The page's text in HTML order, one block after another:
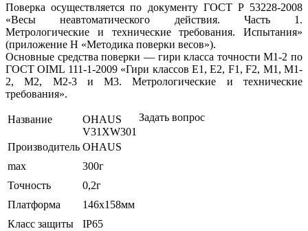
Поверка осуществляется по документу ГОСТ Р 53228-2008
«Весы неавтоматического действия. Часть 1.
Метрологические и технические требования. Испытания»
(приложение Н «Методика поверки весов»).
Основные средства поверки — гири класса точности М1-2 по
ГОСТ OIML 111-1-2009 «Гири классов E1, E2, F1, F2, M1, M1-
2, M2, M2-3 и M3. Метрологические и технические
требования».
Название
OHAUS
V31XW301
Производитель OHAUS
max
300г
Точность
0,2г
Платформа
146х158мм
Класс защиты
IP65
Задать вопрос